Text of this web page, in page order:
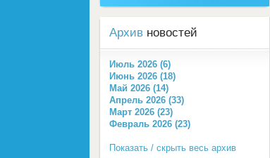
Архив новостей
Июль 2026 (6)
Июнь 2026 (18)
Май 2026 (14)
Апрель 2026 (33)
Март 2026 (23)
Февраль 2026 (23)
Показать / скрыть весь архив